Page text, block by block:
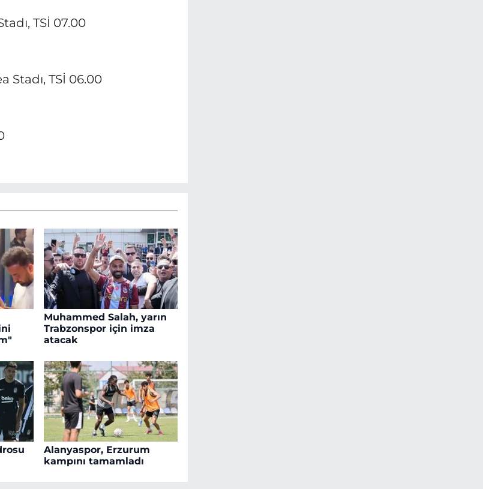
TSİ 07.00
Stadı, TSİ 06.00
Muhammed Salah, yarın
Trabzonspor için imza
atacak
Alanyaspor, Erzurum
kampını tamamladı